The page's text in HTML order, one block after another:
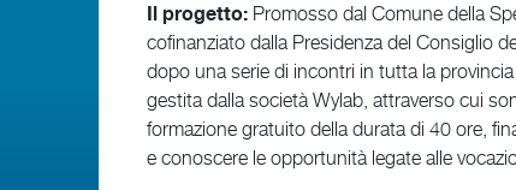
Il progetto: Promosso dal Comune della
cofinanziato dalla Presidenza del Consiglio
dopo una serie di incontri in tutta la
gestita dalla società Wylab, attraverso cui
formazione gratuito della durata di 40 ore,
e conoscere le opportunità legate alle